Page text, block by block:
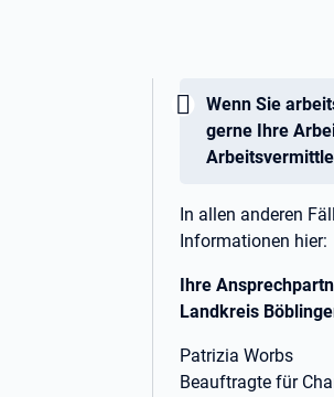
Wichtig:
Wenn Sie
gerne Ihre
In allen anderen
Informationen hier:
Ihre
Landkreis
Patrizia Worbs
Beauftragte für